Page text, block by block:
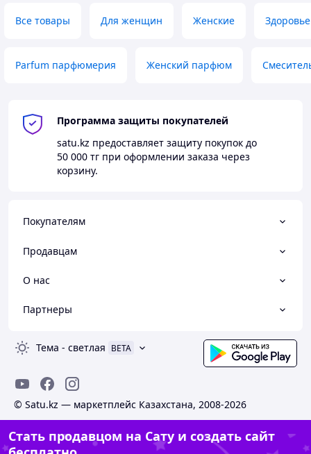
Все товары Для женщин Женские Здоровье
Parfum парфюмерия Женский парфюм
Программа защиты покупателей
satu.kz предоставляет защиту покупок до
50 000 тг при оформлении заказа через
корзину.
Покупателям
Продавцам
О нас
Партнеры
Тема - светлая BETA
© Satu.kz — маркетплейс Казахстана, 2008-2026
Стать продавцом на Сату и создать сайт